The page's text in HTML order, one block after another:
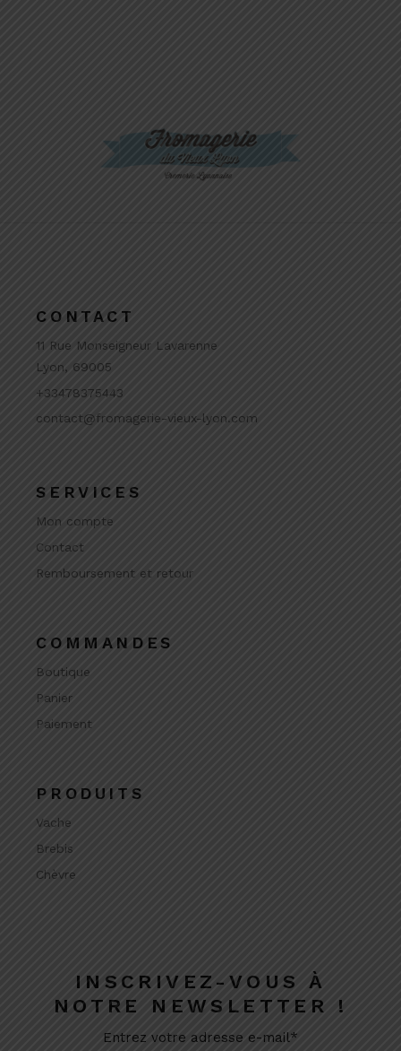
CONTACT
11 Rue Monseigneur Lavarenne
Lyon, 69005
+33478375443
contact@fromagerie-vieux-lyon.com
SERVICES
Mon compte
Contact
Remboursement et retour
COMMANDES
Boutique
Panier
Paiement
PRODUITS
Vache
Brebis
Chèvre
INSCRIVEZ-VOUS À
NOTRE NEWSLETTER !
Entrez votre adresse e-mail*